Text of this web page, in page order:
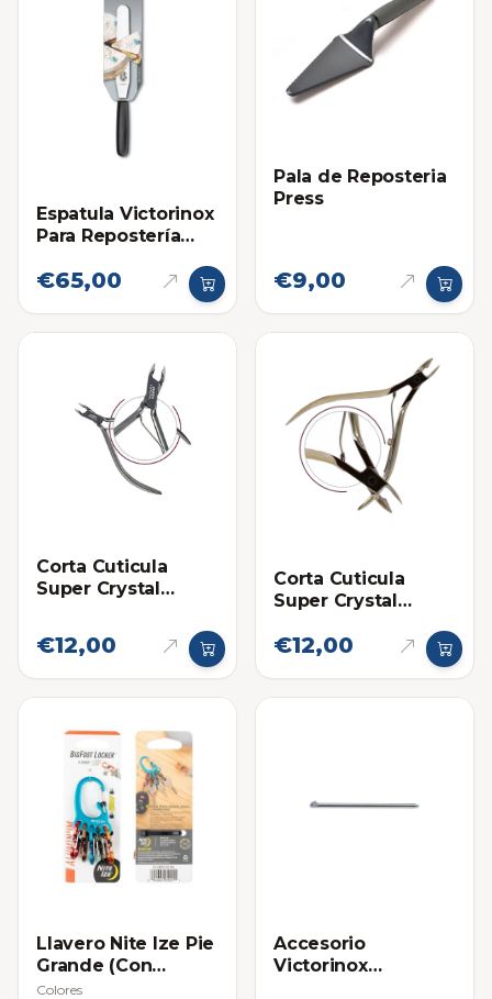
Espatula Victorinox
Para Repostería
€65,00
Pala de Reposteria
Press
€9,00
Corta Cuticula
Super Crystal
€12,00
Corta Cuticula
Super Crystal
6"
€12,00
Llavero Nite Ize Pie
Grande (Con
Separadores)
Colores
Accesorio
Victorinox